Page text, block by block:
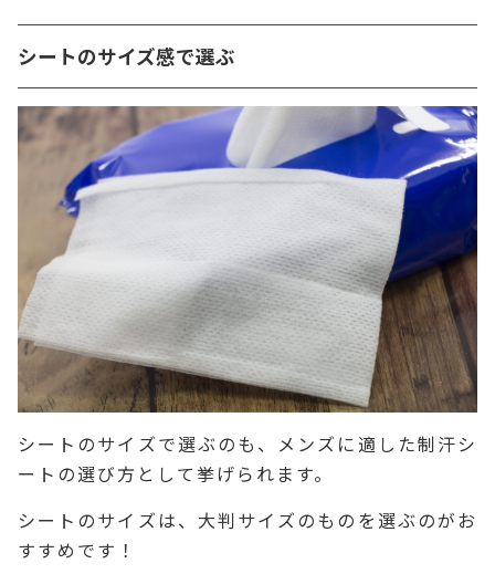
シートのサイズ感で選ぶ
シートのサイズで選ぶのも、メンズに適した制汗シ
ートの選び方として挙げられます。
シートのサイズは、大判サイズのものを選ぶのがお
すすめです！